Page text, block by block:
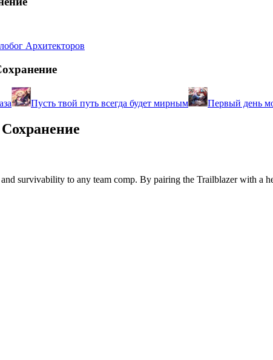
Архитекторов
Пусть твой путь всегда будет мирным Первый день
survivability to any team comp. By pairing the Trailblazer with a